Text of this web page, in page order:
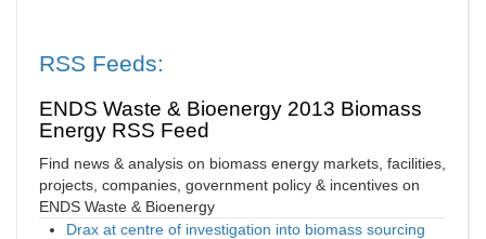
RSS Feeds:
ENDS Waste & Bioenergy 2013 Biomass
Energy RSS Feed
Find news & analysis on biomass energy markets, facilities,
projects, companies, government policy & incentives on
ENDS Waste & Bioenergy
Drax at centre of investigation into biomass sourcing